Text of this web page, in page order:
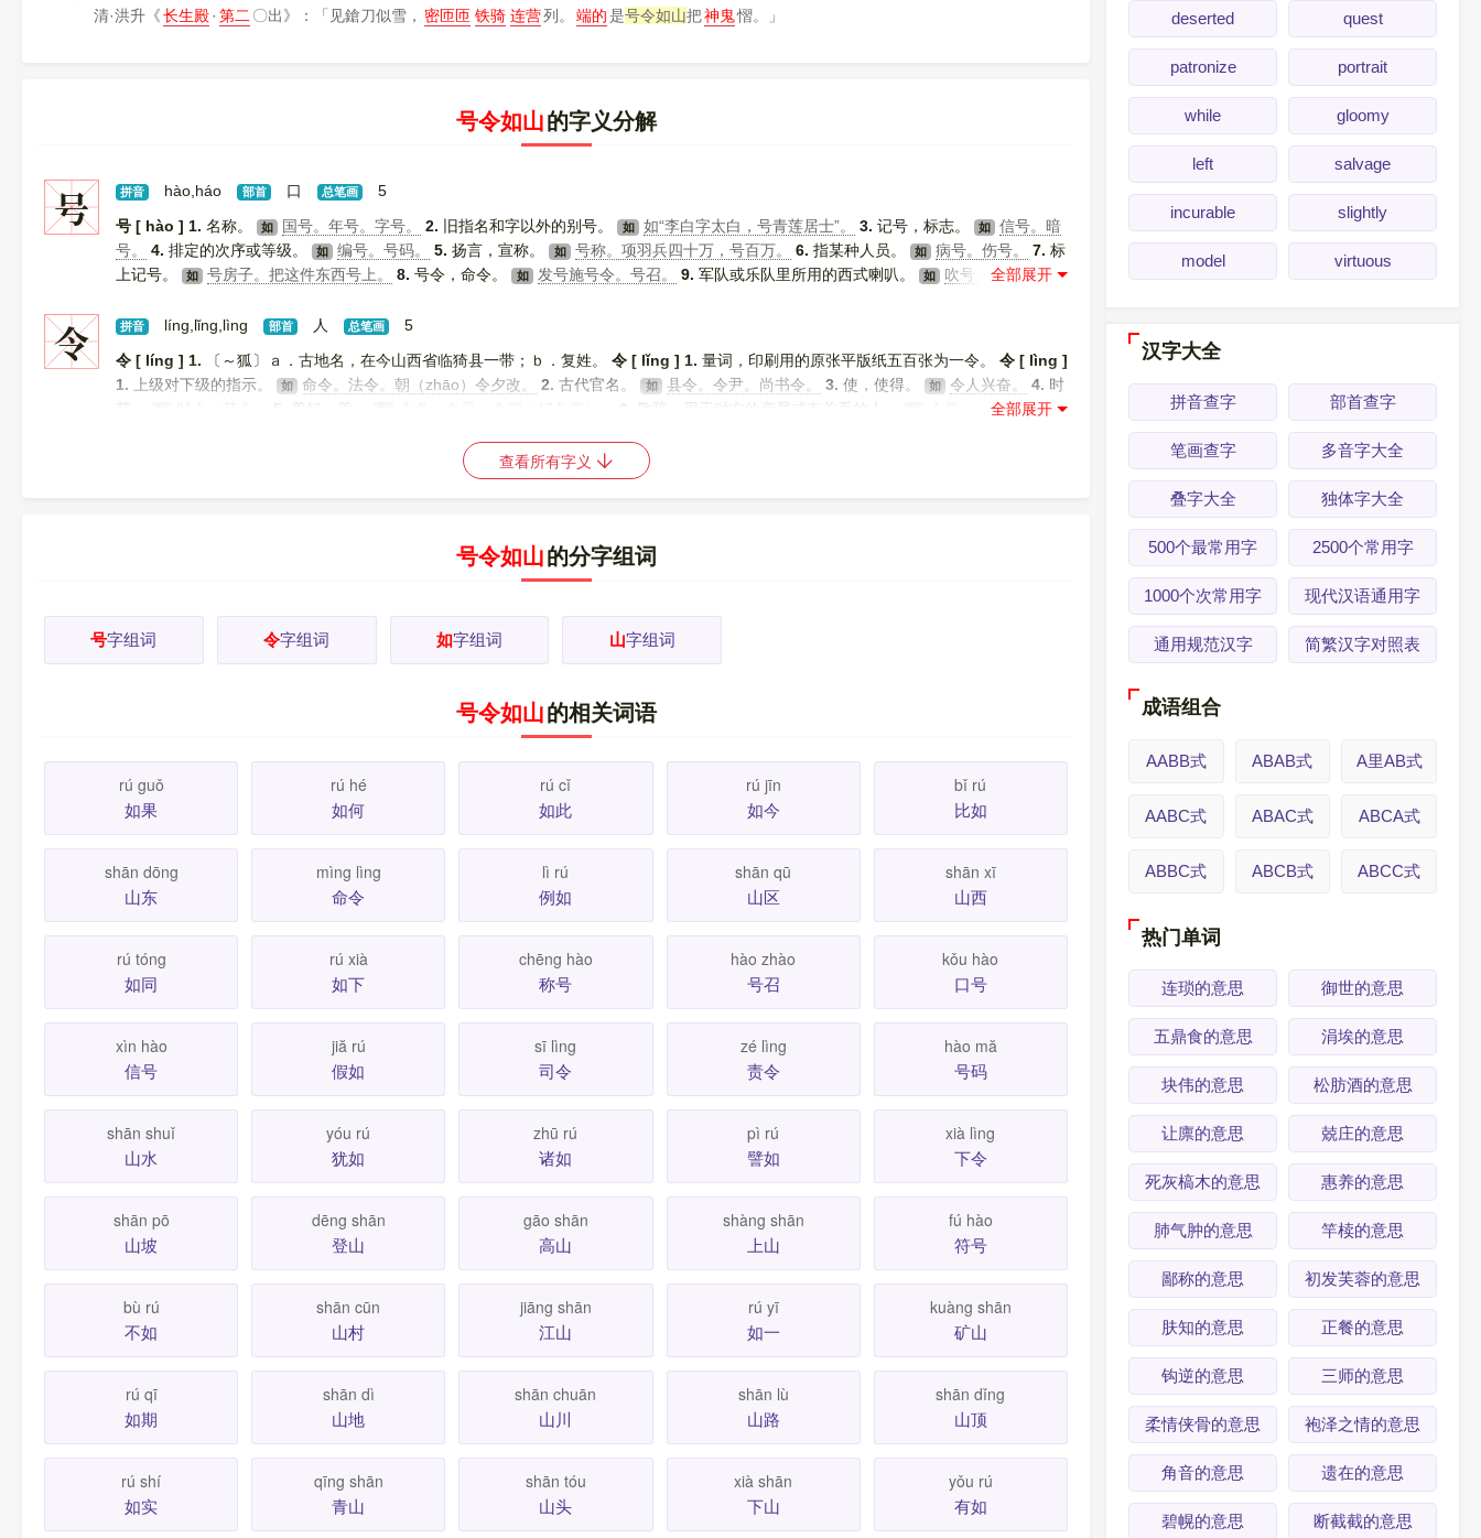
清·洪升 《长生殿· 第二〇出》 ：「见鎗刀似雪， 密匝匝 铁骑 连营列。 端的是号令如山把神鬼慴。」
号令如山的字义分解
号 拼音 hào,háo 部首 口 总笔画
5
号 [ hào ] 1. 名称。 如 国号。年号。字号。 2. 旧指名和字以外的别号。 如 如“李白字太白，号青莲居士”。 3. 记号，标志。 如
信号。暗
号。
4. 排定的次序或等级。 如 编号。号码。 5. 扬言，宣称。 如 号称。项羽兵四十万，号百万。 6. 指某种人员。 如 病号。伤号。 7. 标
上记号。
如 号房子。把这件东西号上。 8. 号令，命令。 如 发号施号令。号召。 9. 军队或乐队里所用的西式喇叭。 如 吹号。号兵。 10.
[更多解释]
令 拼音 líng,lǐng,lìng 部首 人 总笔画
5
令 [ líng ] 1. 〔～狐〕ａ．古地名，在今山西省临猗县一带；ｂ．复姓。 令 [ lǐng ] 1. 量词，印刷用的原张平版纸五百张为一令。 令 [ lìng ]
1. 上级对下级的指示。 如 命令。法令。朝（zhāo）令夕改。 2. 古代官名。 如 县令。令尹。尚书令。 3. 使，使得。 如 令人兴奋。 4. 时
5. 美好，善。 6. 敬辞，用于对方的亲属或有关系的人。
令尊。令堂。令
查看所有字义
号令如山的分字组词
号字组词 令字组词 如字组词 山字组词
号令如山的相关词语
rú guǒ
如果
rú hé
如何
rú cǐ
如此
rú jīn
如今
bǐ rú
比如
shān dōng
山东
mìng lìng
命令
lì rú
例如
shān qū
山区
shān xī
山西
rú tóng
如同
rú xià
如下
chēng hào
称号
hào zhào
号召
kǒu hào
口号
xìn hào
信号
jiă rú
假如
sī lìng
司令
zé lìng
责令
hào mă
号码
shān shuǐ
山水
yóu rú
犹如
zhū rú
诸如
pì rú
譬如
xià lìng
下令
shān pō
山坡
dēng shān
登山
gāo shān
高山
shàng shān
上山
fú hào
符号
bù rú
不如
shān cūn
山村
jiāng shān
江山
rú yī
如一
kuàng shān
矿山
rú qī
如期
shān dì
山地
shān chuān
山川
shān lù
山路
shān dǐng
山顶
rú shí
如实
qīng shān
青山
shān tóu
山头
xià shān
下山
yǒu rú
有如
deserted quest
patronize portrait
while gloomy
left salvage
incurable slightly
model virtuous
汉字大全
拼音查字 部首查字
笔画查字 多音字大全
叠字大全 独体字大全
500个最常用字 2500个常用字
1000个次常用字 现代汉语通用字
通用规范汉字 简繁汉字对照表
成语组合
AABB式 ABAB式 A里AB式
AABC式 ABAC式 ABCA式
ABBC式 ABCB式 ABCC式
热门单词
连琐的意思 御世的意思
五鼎食的意思 涓埃的意思
块伟的意思 松肪酒的意思
让廪的意思 兢庄的意思
死灰槁木的意思 惠养的意思
肺气肿的意思 竿椟的意思
鄙称的意思 初发芙蓉的意思
肤知的意思 正餐的意思
钩逆的意思 三师的意思
柔情侠骨的意思 袍泽之情的意思
角音的意思 遗在的意思
碧幌的意思 断截截的意思